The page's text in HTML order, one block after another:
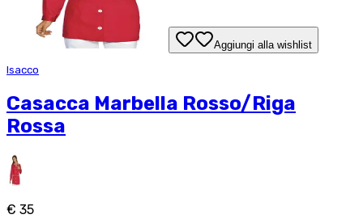
Aggiungi alla wishlist
Isacco
Casacca Marbella Rosso/Riga
Rossa
€ 35